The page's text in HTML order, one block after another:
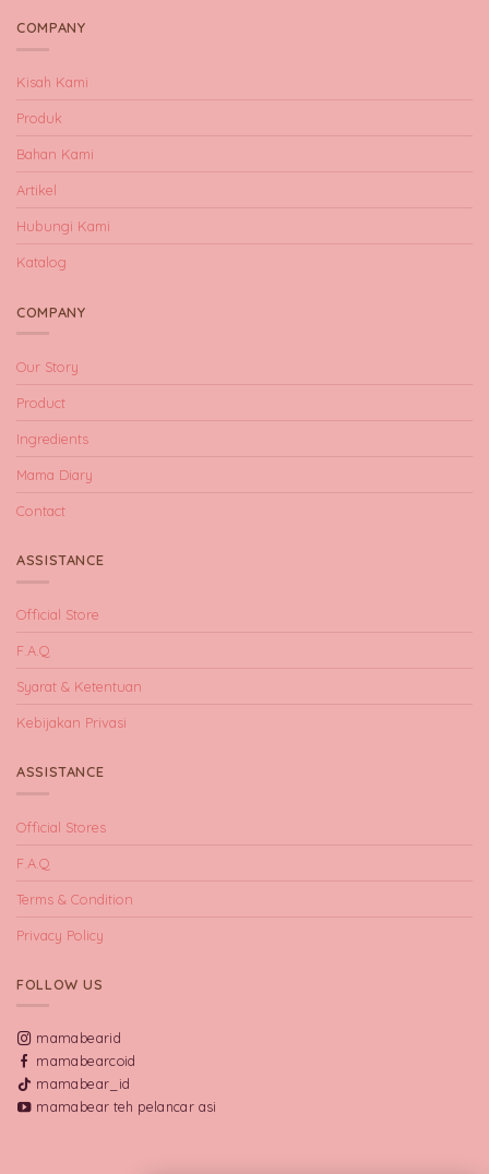
COMPANY
Kisah Kami
Produk
Bahan Kami
Artikel
Hubungi Kami
Katalog
COMPANY
Our Story
Product
Ingredients
Mama Diary
Contact
ASSISTANCE
Official Store
F.A.Q
Syarat & Ketentuan
Kebijakan Privasi
ASSISTANCE
Official Stores
F.A.Q
Terms & Condition
Privacy Policy
FOLLOW US
mamabearid
mamabearcoid
mamabear_id
mamabear teh pelancar asi